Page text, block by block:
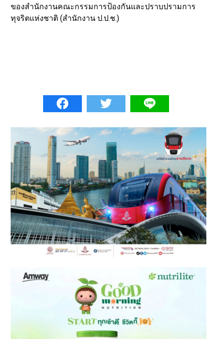
ของสำนักงานคณะกรรมการป้องกันและปราบปรามการ
ทุจริตแห่งชาติ (สำนักงาน ป.ป.ช.)